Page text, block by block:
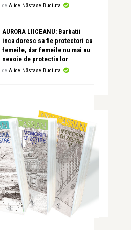
de Alice Năstase Buciuta
AURORA LIICEANU: Barbatii
inca doresc sa fie protectori cu
femeile, dar femeile nu mai au
nevoie de protectia lor
de Alice Năstase Buciuta